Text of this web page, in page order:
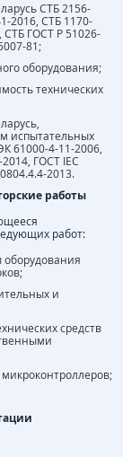
СТБ 2156-
2016, СТБ 1170-
СТБ ГОСТ Р 51026-
81;
оборудования;
технических
испытательных
61000-4-11-2006,
ГОСТ IEC
2013.
работы
работ:
оборудования
и
средств